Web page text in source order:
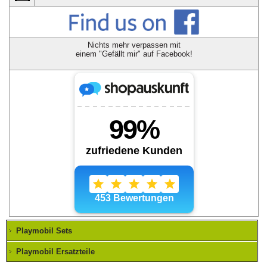
Nichts mehr verpassen mit
einem "Gefällt mir" auf Facebook!
Playmobil Sets
Playmobil Ersatzteile